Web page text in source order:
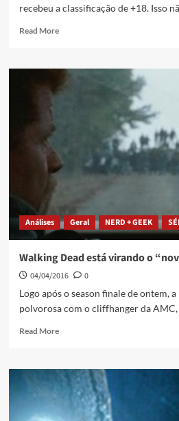
recebeu a classificação de +18. Isso
Read More
Análises Geral NERD + GEEK
Walking Dead está virando o
04/04/2016
0
Logo após o season finale de ontem,
polvorosa com o cliffhanger da AMC,
Read More